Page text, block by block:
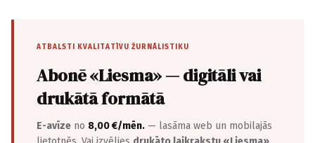
ATBALSTI KVALITATĪVU ŽURNĀLISTIKU
Abonē «Liesma» — digitāli vai
drukātā formātā
E-avīze no 8,00 €/mēn. — lasāma web un mobilajās